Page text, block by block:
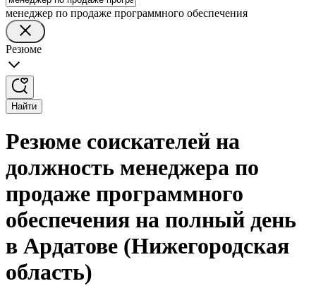
менеджер по продаже программного обеспечения
Резюме
Найти
Резюме соискателей на
должность менеджера по
продаже программного
обеспечения на полный день
в Ардатове (Нижегородская
область)